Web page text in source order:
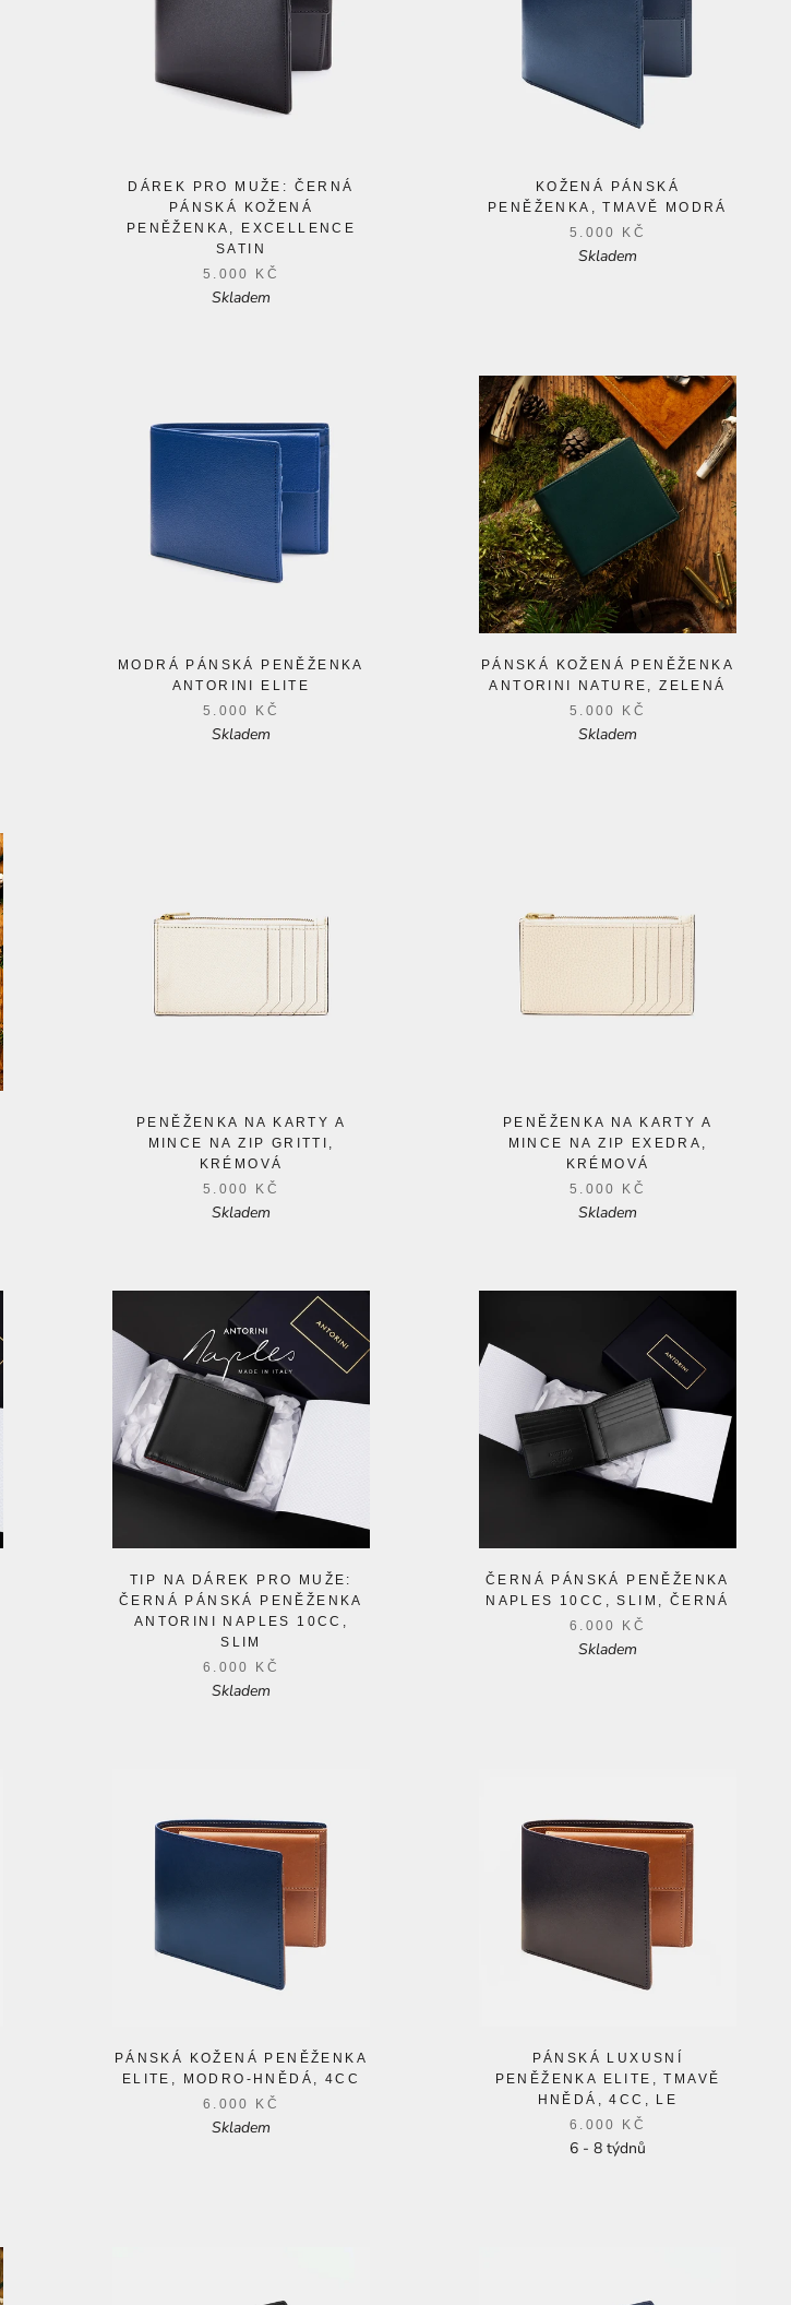
DÁREK PRO MUŽE: ČERNÁ
PÁNSKÁ KOŽENÁ
PENĚŽENKA, EXCELLENCE
SATIN
5.000 KČ
Skladem
KOŽENÁ PÁNSKÁ
PENĚŽENKA, TMAVĚ MODRÁ
5.000 KČ
Skladem
MODRÁ PÁNSKÁ PENĚŽENKA
ANTORINI ELITE
5.000 KČ
Skladem
PÁNSKÁ KOŽENÁ PENĚŽENKA
ANTORINI NATURE, ZELENÁ
5.000 KČ
Skladem
PENĚŽENKA NA KARTY A
MINCE NA ZIP GRITTI,
KRÉMOVÁ
5.000 KČ
Skladem
PENĚŽENKA NA KARTY A
MINCE NA ZIP EXEDRA,
KRÉMOVÁ
5.000 KČ
Skladem
TIP NA DÁREK PRO MUŽE:
ČERNÁ PÁNSKÁ PENĚŽENKA
ANTORINI NAPLES 10CC,
SLIM
6.000 KČ
Skladem
ČERNÁ PÁNSKÁ PENĚŽENKA
NAPLES 10CC, SLIM, ČERNÁ
6.000 KČ
Skladem
PÁNSKÁ KOŽENÁ PENĚŽENKA
ELITE, MODRO-HNĚDÁ, 4CC
6.000 KČ
Skladem
PÁNSKÁ LUXUSNÍ
PENĚŽENKA ELITE, TMAVĚ
HNĚDÁ, 4CC, LE
6.000 KČ
6 - 8 týdnů